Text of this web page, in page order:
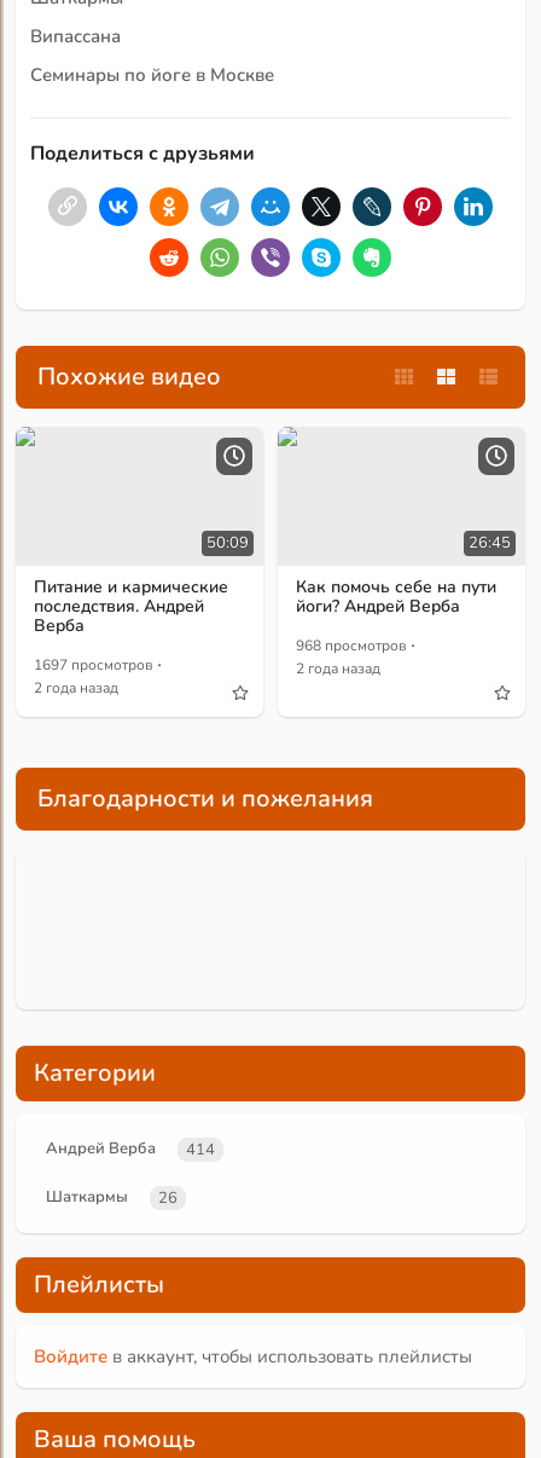
Випассана
Семинары по йоге в Москве
Поделиться с друзьями
Похожие видео
50:09
Питание и кармические
последствия. Андрей
Верба
1697 просмотров ·
2 года назад
26:45
Как помочь себе на пути
йоги? Андрей Верба
968 просмотров ·
2 года назад
Благодарности и пожелания
Категории
Андрей Верба 414
Шаткармы 26
Плейлисты
Войдите в аккаунт, чтобы использовать плейлисты
Ваша помощь